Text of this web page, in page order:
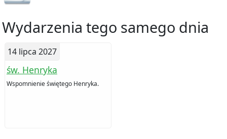
Wydarzenia tego samego dnia
14 lipca 2027
św. Henryka
Wspomnienie świętego Henryka.